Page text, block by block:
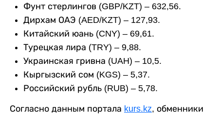
Фунт стерлингов (GBP/KZT) – 632,56.
Дирхам ОАЭ (AED/KZT) – 127,93.
Китайский юань (CNY) – 69,61.
Турецкая лира (TRY) – 9,88.
Украинская гривна (UAH) – 10,5.
Кыргызский сом (KGS) – 5,37.
Российский рубль (RUB) – 5,78.
Согласно данным портала kurs.kz, обменники